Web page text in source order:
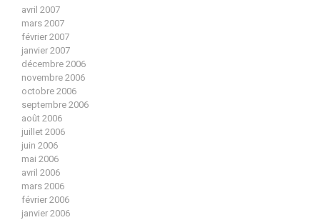
avril 2007
mars 2007
février 2007
janvier 2007
décembre 2006
novembre 2006
octobre 2006
septembre 2006
août 2006
juillet 2006
juin 2006
mai 2006
avril 2006
mars 2006
février 2006
janvier 2006